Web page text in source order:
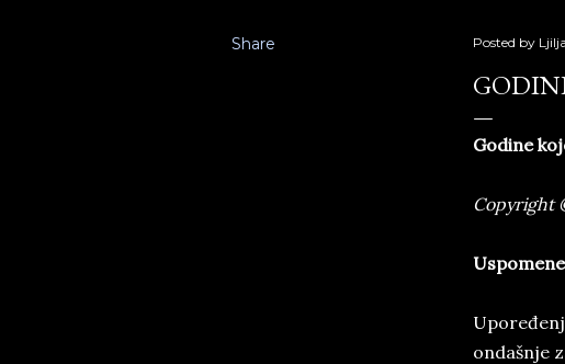
Share Posted by
Godine
Copyright
ondašnje